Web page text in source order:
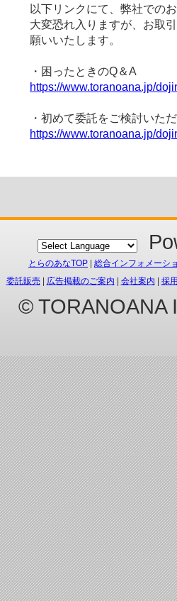
以下リンクにて、弊社での
大変恐れ入りますが、お取
願いいたします。
・困ったときのQ＆A
https://www.toranoana.jp/
・初めて委託をご検討いた
https://www.toranoana.jp/
とらのあなTOP
総合インフォメーシ
委託販売| 広告掲載のご案内 会社案内 採
© TORANOANA